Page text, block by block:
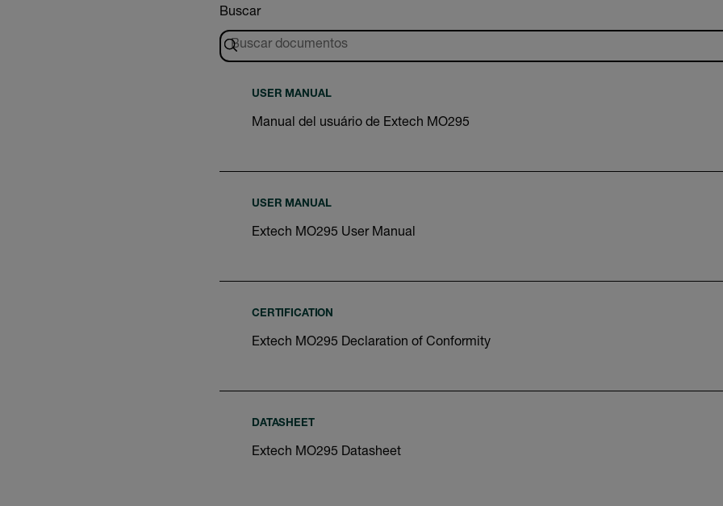
Buscar
USER MANUAL
Manual del usuário de Extech MO295
USER MANUAL
Extech MO295 User Manual
CERTIFICATION
Extech MO295 Declaration of Conformity
DATASHEET
Extech MO295 Datasheet